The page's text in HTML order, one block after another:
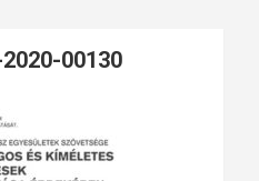
00130